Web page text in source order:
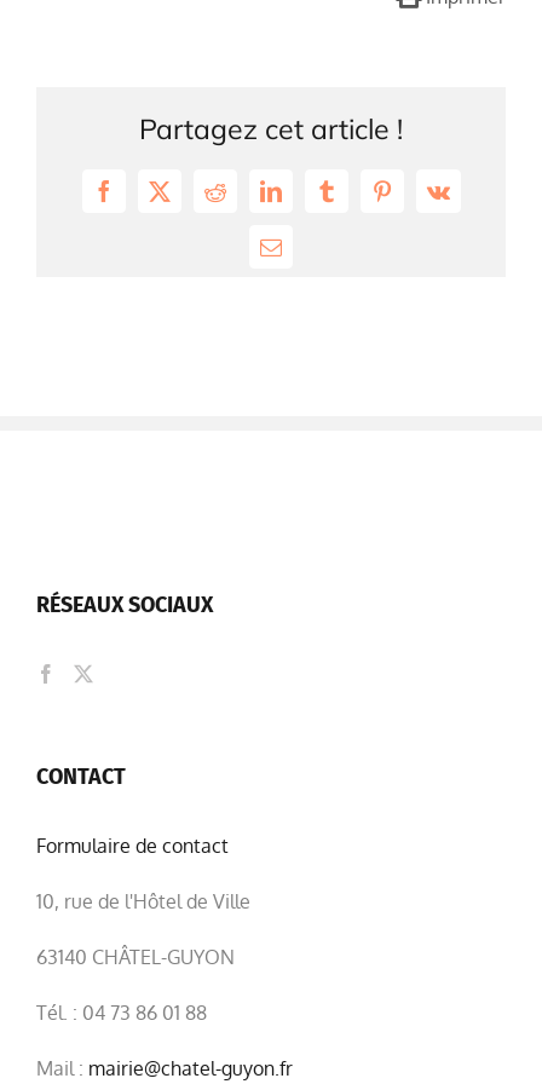
Partagez cet article !
Facebook
X RedditLinkedInTumblrPinterest
Vk
Email
RÉSEAUX SOCIAUX
CONTACT
Formulaire de contact
10, rue de l'Hôtel de Ville
63140 CHÂTEL-GUYON
Tél. : 04 73 86 01 88
Mail : mairie@chatel-guyon.fr